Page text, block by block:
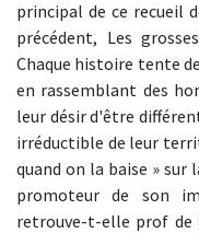
principal de ce recueil
précédent, Les
Chaque histoire tente
en rassemblant des
leur désir d'être
irréductible de leur
quand on la baise »
promoteur de son
retrouve-t-elle prof de